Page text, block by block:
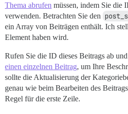
Thema abrufen müssen, indem Sie die
verwenden. Betrachten Sie den
ein Array von Beiträgen enthält. Ich
Element haben wird.
Rufen Sie die ID dieses Beitrags ab
einen einzelnen Beitrag, um Ihre
sollte die Aktualisierung der
genau wie beim Bearbeiten des
Regel für die erste Zeile.